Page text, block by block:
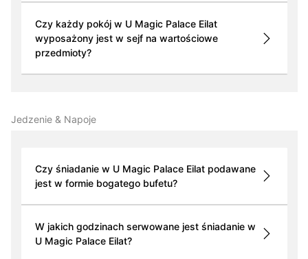
Czy każdy pokój w U Magic Palace Eilat
wyposażony jest w sejf na wartościowe
przedmioty?
Jedzenie & Napoje
Czy śniadanie w U Magic Palace Eilat podawane
jest w formie bogatego bufetu?
W jakich godzinach serwowane jest śniadanie w
U Magic Palace Eilat?